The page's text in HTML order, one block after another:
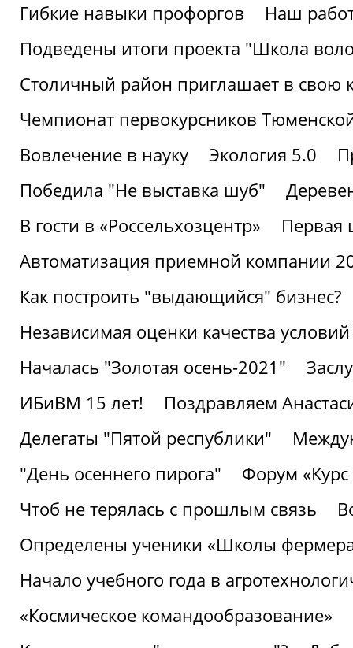
Гибкие навыки профоргов
Наш
Подведены итоги проекта "Школа
Столичный район приглашает в свою
Чемпионат первокурсников
Вовлечение в науку
Экология 5.0
Победила "Не выставка шуб"
В гости в «Россельхозцентр»
Первая
Автоматизация приемной компании
Как построить "выдающийся" бизнес?
Независимая оценки качества
Началась "Золотая осень-2021"
ИБиВМ 15 лет!
Поздравляем
Делегаты "Пятой республики"
"День осеннего пирога"
Форум «Курс
Чтоб не терялась с прошлым связь
Определены ученики «Школы
Начало учебного года в
«Космическое командообразование»